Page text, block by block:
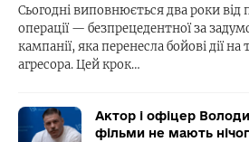
Сьогодні виповнюється два роки від
операції — безпрецедентної за
кампанії, яка перенесла бойові дії
агресора. Цей крок…
Актор і офіцер
фільми не мають